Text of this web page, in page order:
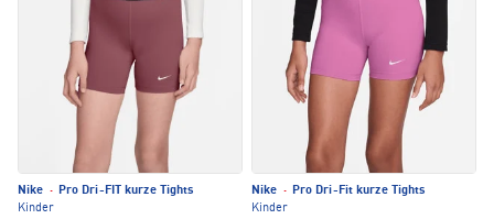
Nike · Pro Dri-FIT kurze Tights
Kinder
Nike · Pro Dri-Fit kurze Tights
Kinder